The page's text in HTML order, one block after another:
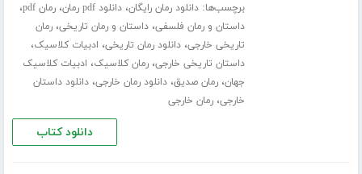
برچسب‌ها:دانلود رمان رایگان،دانلود pdf رمان ،رمان pdf ،
داستان و رمان فلسفی،داستان و رمان تاریخی،رمان
تاریخی خارجی،دانلود رمان تاریخی، ادبیات کلاسیک،
داستان تاریخی خارجی،رمان کلاسیک، ادبیات کلاسیک
جهان،رمان صدیق،دانلود رمان خارجی،دانلود داستان
خارجی،رمان خارجی
دانلود کتاب